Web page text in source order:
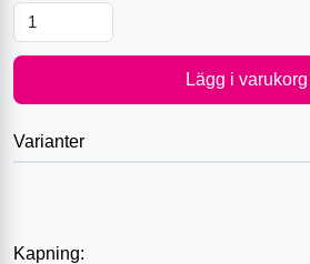
Lägg i varukorg
Varianter
Kapning: